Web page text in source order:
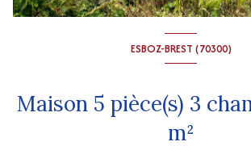
ESBOZ-BREST (70300)
Maison 5 pièce(s) 3 chambre(s) 171
m²